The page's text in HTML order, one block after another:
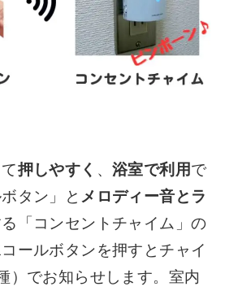
押しやすく 、 浴室で利用で
タン」と メロディー音とラ
「コンセントチャイム」の
ールボタンを押すとチャイ
）でお知らせします。室内